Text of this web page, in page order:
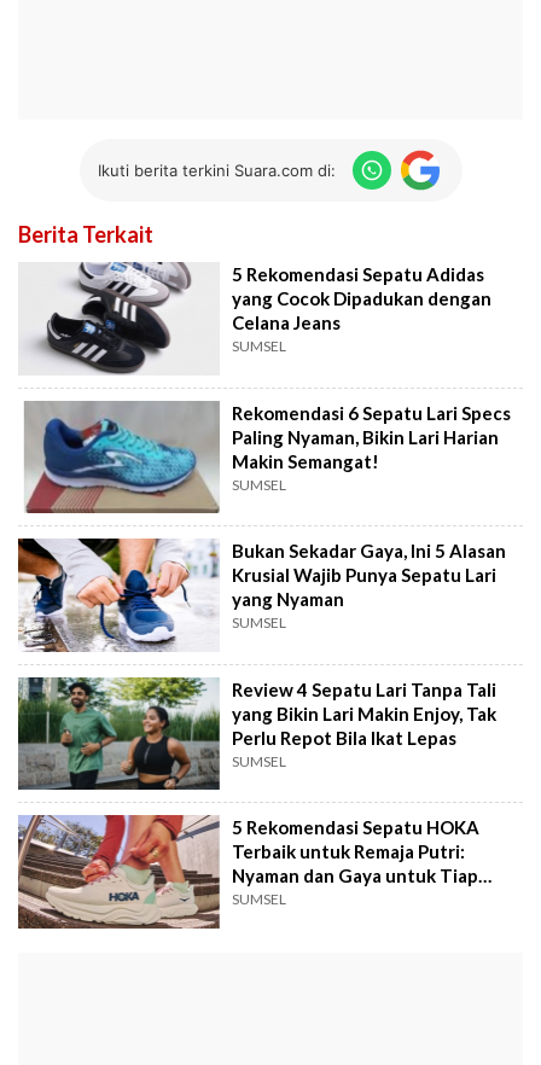
Ikuti berita terkini Suara.com di:
Berita Terkait
5 Rekomendasi Sepatu Adidas
yang Cocok Dipadukan dengan
Celana Jeans
SUMSEL
Rekomendasi 6 Sepatu Lari Specs
Paling Nyaman, Bikin Lari Harian
Makin Semangat!
SUMSEL
Bukan Sekadar Gaya, Ini 5 Alasan
Krusial Wajib Punya Sepatu Lari
yang Nyaman
SUMSEL
Review 4 Sepatu Lari Tanpa Tali
yang Bikin Lari Makin Enjoy, Tak
Perlu Repot Bila Ikat Lepas
SUMSEL
5 Rekomendasi Sepatu HOKA
Terbaik untuk Remaja Putri:
Nyaman dan Gaya untuk Tiap
Aktivitas
SUMSEL